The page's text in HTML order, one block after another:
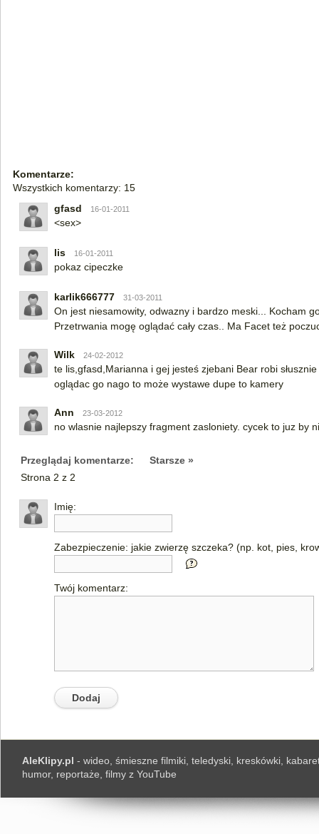
Komentarze:
Wszystkich komentarzy: 15
gfasd
16-01-2011
<sex>
lis 16-01-2011
pokaz cipeczke
karlik666777 31-03-2011
On jest niesamowity, odwazny i bardzo meski... Kocham
Przetrwania mogę oglądać cały czas.. Ma Facet też
Wilk 24-02-2012
te lis,gfasd,Marianna i gej jesteś zjebani Bear robi
oglądac go nago to może wystawe dupe to kamery
Ann 23-03-2012
no wlasnie najlepszy fragment zasloniety. cycek to juz by
Przeglądaj komentarze:
Starsze »
Strona 2 z 2
Imię:
Zabezpieczenie: jakie zwierzę szczeka? (np. kot, pies,
Twój komentarz:
AleKlipy.pl - wideo, śmieszne filmiki, teledyski, kreskówki,
humor, reportaże, filmy z YouTube